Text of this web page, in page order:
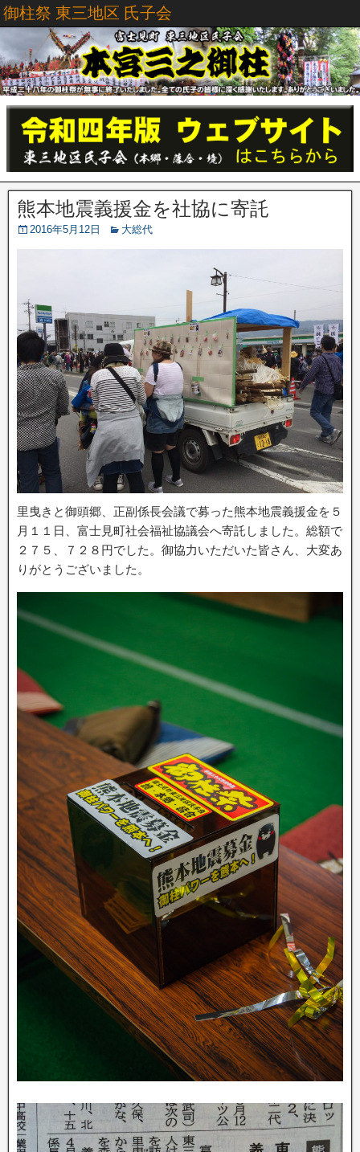
御柱祭 東三地区 氏子会
熊本地震義援金を社協に寄託
2016年5月12日 大総代
里曳きと御頭郷、正副係長会議で募った熊本地震義援金を５
月１１日、富士見町社会福祉協議会へ寄託しました。総額で
２７５、７２８円でした。御協力いただいた皆さん、大変あ
りがとうございました。